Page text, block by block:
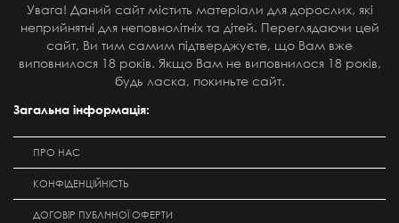
Увага! Даний сайт містить матеріали для дорослих, які
неприйнятні для неповнолітніх та дітей. Переглядаючи цей
сайт, Ви тим самим підтверджуєте, що Вам вже
виповнилося 18 років. Якщо Вам не виповнилося 18 років,
будь ласка, покиньте сайт.
Загальна інформація:
ПРО НАС
КОНФІДЕНЦІЙНІСТЬ
ДОГОВІР ПУБЛІЧНОЇ ОФЕРТИ